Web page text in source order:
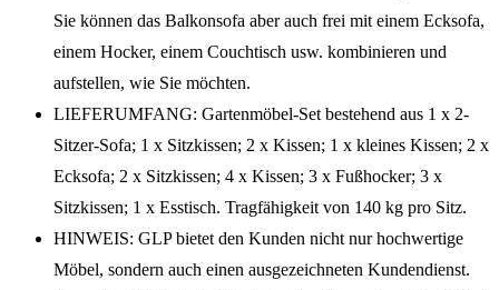
Sie können das Balkonsofa aber auch frei mit einem Ecksofa,
einem Hocker, einem Couchtisch usw. kombinieren und
aufstellen, wie Sie möchten.
LIEFERUMFANG: Gartenmöbel-Set bestehend aus 1 x 2-
Sitzer-Sofa; 1 x Sitzkissen; 2 x Kissen; 1 x kleines Kissen; 2 x
Ecksofa; 2 x Sitzkissen; 4 x Kissen; 3 x Fußhocker; 3 x
Sitzkissen; 1 x Esstisch. Tragfähigkeit von 140 kg pro Sitz.
HINWEIS: GLP bietet den Kunden nicht nur hochwertige
Möbel, sondern auch einen ausgezeichneten Kundendienst.